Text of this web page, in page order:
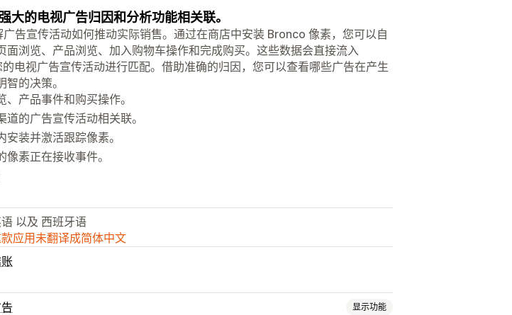
的电视广告归因和分析功能相关联。
告宣传活动如何推动实际销售。通过在商店中安装 Bronco 像素，您可以自
面浏览、产品浏览、加入购物车操作和完成购买。这些数据会直接流入
电视广告宣传活动进行匹配。借助准确的归因，您可以查看哪些广告在产生
的决策。
产品事件和购买操作。
的广告宣传活动相关联。
装并激活跟踪像素。
素正在接收事件。
以及 西班牙语
应用未翻译成简体中文
显示功能